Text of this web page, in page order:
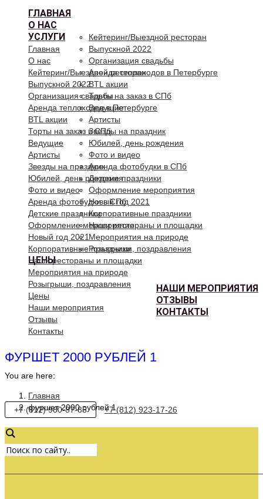
ГЛАВНАЯ
О НАС
УСЛУГИ
Кейтеринг/Выездной ресторан
Выпускной 2022
Организация свадьбы
Аренда теплоходов в Петербурге
BTL акции
Торты на заказ в СПб
Ведущие
Артисты
Звезды на праздник
Юбилей, день рождения
Фото и видео
Аренда фотобудки в СПб
Детские праздники
Оформление мероприятия
Новый год 2021
Корпоративные праздники
Наши рестораны и площадки
Мероприятия на природе
Розыгрыши, поздравления
ЦЕНЫ
НАШИ МЕРОПРИЯТИЯ
ОТЗЫВЫ
КОНТАКТЫ
Главная
О нас
Кейтеринг/Выездной ресторан
Выпускной 2022
Организация свадьбы
Аренда теплоходов в Петербурге
BTL акции
Торты на заказ в СПб
Ведущие
Артисты
Звезды на праздник
Юбилей, день рождения
Фото и видео
Аренда фотобудки в СПб
Детские праздники
Оформление мероприятия
Новый год 2021
Корпоративные праздники
Наши рестораны и площадки
Мероприятия на природе
Розыгрыши, поздравления
Цены
Наши мероприятия
Отзывы
Контакты
ФУРШЕТ 2000 РУБЛЕЙ 1
You are here:
Главная
фуршет 2000 рублей 1
+7 (812) 980-87-85 +7 (812) 923-17-26